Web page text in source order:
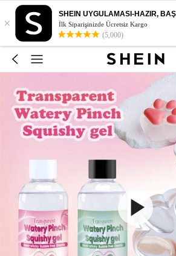
×
SHEIN UYGULAMASI-HAZIR,
İlk Siparişinizde Ücretsiz Kargo
(5,000)